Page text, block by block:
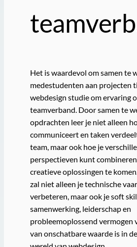
Het is waardevol om samen te
medestudenten aan projecten
webdesign studie om ervaring
teamverband. Door samen te
opdrachten leer je niet alleen
communiceert en taken
team, maar ook hoe je
perspectieven kunt
creatieve oplossingen te
zal niet alleen je technische
verbeteren, maar ook je soft
samenwerking, leiderschap en
probleemoplossend vermogen
van onschatbare waarde is in